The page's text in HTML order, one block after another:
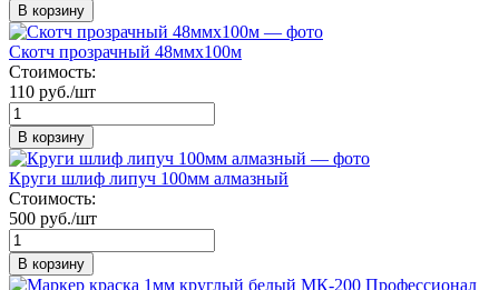
В корзину
Скотч прозрачный 48ммх100м
Стоимость:
110 руб./шт
В корзину
Круги шлиф липуч 100мм алмазный
Стоимость:
500 руб./шт
В корзину